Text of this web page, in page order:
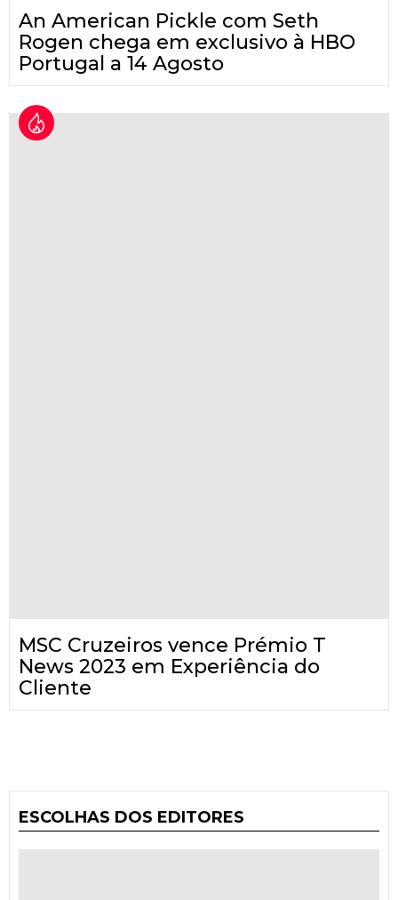
An American Pickle com Seth
Rogen chega em exclusivo à HBO
Portugal a 14 Agosto
MSC Cruzeiros vence Prémio T
News 2023 em Experiência do
Cliente
ESCOLHAS DOS EDITORES